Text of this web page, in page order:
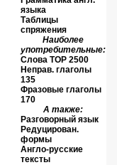
языка
Таблицы
спряжения
Наиболее
употребительные:
Слова TOP 2500
Неправ. глаголы
135
Фразовые глаголы
170
А также:
Разговорный язык
Редуцирован.
формы
Англо-русские
тексты